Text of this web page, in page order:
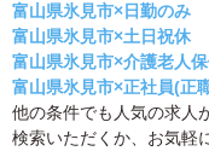
富山県氷見市×日勤のみ
富山県氷見市×土日祝休
富山県氷見市×介護老人保
富山県氷見市×正社員(正
他の条件でも人気の求人
検索いただくか、お気軽